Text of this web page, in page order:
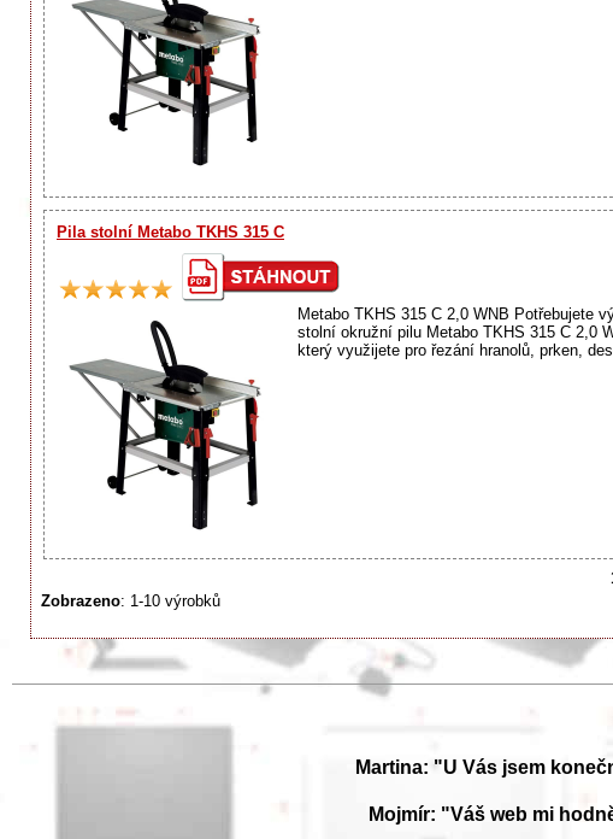
Pila stolní Metabo TKHS 315 C
Metabo TKHS 315 C 2,0 WNB Potřebujete
stolní okružní pilu Metabo TKHS 315 C 2,0
který využijete pro řezání hranolů, prken,
Zobrazeno: 1-10 výrobků
Martina: "U Vás jsem
Mojmír: "Váš web mi